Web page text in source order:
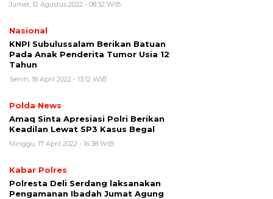
Jumat, 12 Agustus 2022 - 08:32 WIB
Nasional
KNPI Subulussalam Berikan Batuan
Pada Anak Penderita Tumor Usia 12
Tahun
Senin, 18 April 2022 - 13:12 WIB
Polda News
Amaq Sinta Apresiasi Polri Berikan
Keadilan Lewat SP3 Kasus Begal
Minggu, 17 April 2022 - 16:38 WIB
Kabar Polres
Polresta Deli Serdang laksanakan
Pengamanan Ibadah Jumat Agung